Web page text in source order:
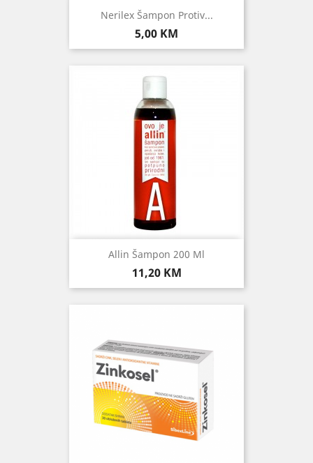
Nerilex Šampon Protiv...
Cijena
5,00 KM
Allin Šampon 200 Ml
Cijena
11,20 KM